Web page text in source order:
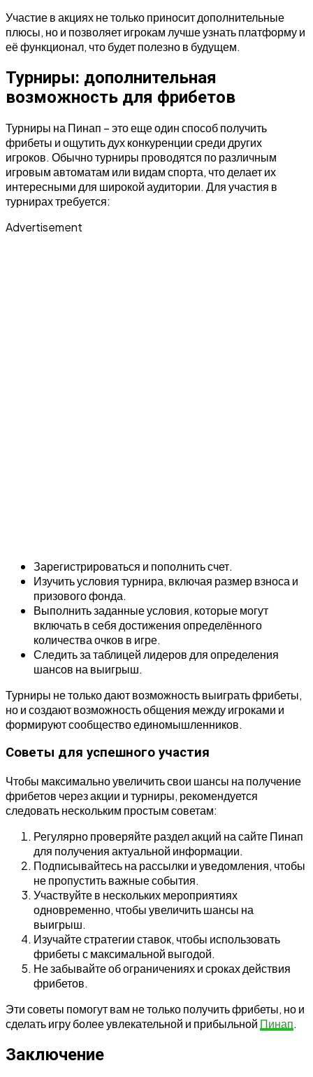
Участие в акциях не только приносит дополнительные
плюсы, но и позволяет игрокам лучше узнать платформу и
её функционал, что будет полезно в будущем.
Турниры: дополнительная
возможность для фрибетов
Турниры на Пинап – это еще один способ получить
фрибеты и ощутить дух конкуренции среди других
игроков. Обычно турниры проводятся по различным
игровым автоматам или видам спорта, что делает их
интересными для широкой аудитории. Для участия в
турнирах требуется:
Advertisement
Зарегистрироваться и пополнить счет.
Изучить условия турнира, включая размер взноса и
призового фонда.
Выполнить заданные условия, которые могут
включать в себя достижения определённого
количества очков в игре.
Следить за таблицей лидеров для определения
шансов на выигрыш.
Турниры не только дают возможность выиграть фрибеты,
но и создают возможность общения между игроками и
формируют сообщество единомышленников.
Советы для успешного участия
Чтобы максимально увеличить свои шансы на получение
фрибетов через акции и турниры, рекомендуется
следовать нескольким простым советам:
Регулярно проверяйте раздел акций на сайте Пинап
для получения актуальной информации.
Подписывайтесь на рассылки и уведомления, чтобы
не пропустить важные события.
Участвуйте в нескольких мероприятиях
одновременно, чтобы увеличить шансы на
выигрыш.
Изучайте стратегии ставок, чтобы использовать
фрибеты с максимальной выгодой.
Не забывайте об ограничениях и сроках действия
фрибетов.
Эти советы помогут вам не только получить фрибеты, но и
сделать игру более увлекательной и прибыльной Пинап.
Заключение